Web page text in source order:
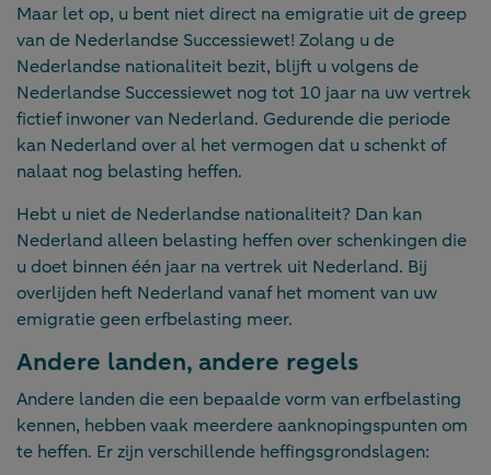
Maar let op, u bent niet direct na emigratie uit de greep
van de Nederlandse Successiewet! Zolang u de
Nederlandse nationaliteit bezit, blijft u volgens de
Nederlandse Successiewet nog tot 10 jaar na uw vertrek
fictief inwoner van Nederland. Gedurende die periode
kan Nederland over al het vermogen dat u schenkt of
nalaat nog belasting heffen.
Hebt u niet de Nederlandse nationaliteit? Dan kan
Nederland alleen belasting heffen over schenkingen die
u doet binnen één jaar na vertrek uit Nederland. Bij
overlijden heft Nederland vanaf het moment van uw
emigratie geen erfbelasting meer.
Andere landen, andere regels
Andere landen die een bepaalde vorm van erfbelasting
kennen, hebben vaak meerdere aanknopingspunten om
te heffen. Er zijn verschillende heffingsgrondslagen: